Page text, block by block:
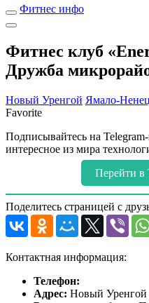
Фитнес инфо
Фитнес клуб
Дружба
Новый Уренгой Ямало-
Favorite
Подписывайтесь на
интересное из мира
Перейти в
Поделитесь страницей с
Контактная информация:
Телефон:
Адрес: Новый Уренгой